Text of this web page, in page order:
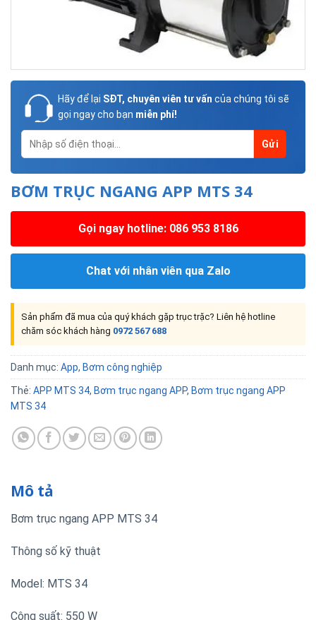
Hãy để lại SĐT, chuyên viên tư vấn của chúng tôi sẽ
gọi ngay cho bạn miễn phí!
BƠM TRỤC NGANG APP MTS 34
Gọi ngay hotline: 086 953 8186
Chat với nhân viên qua Zalo
Sản phẩm đã mua của quý khách gặp trục trặc? Liên hệ hotline
chăm sóc khách hàng 0972 567 688
Danh mục: App, Bơm công nghiệp
Thẻ: APP MTS 34, Bơm trục ngang APP, Bơm trục ngang APP
MTS 34
Mô tả
Bơm trục ngang APP MTS 34
Thông số kỹ thuật
Model: MTS 34
Công suất: 550 W